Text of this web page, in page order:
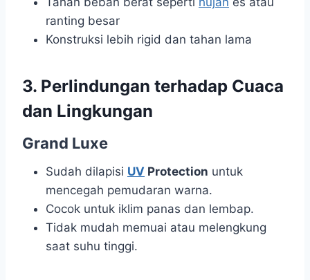
ranting besar
Konstruksi lebih rigid dan tahan lama
3. Perlindungan terhadap Cuaca
dan Lingkungan
Grand Luxe
Sudah dilapisi UV Protection untuk
mencegah pemudaran warna.
Cocok untuk iklim panas dan lembap.
Tidak mudah memuai atau melengkung
saat suhu tinggi.